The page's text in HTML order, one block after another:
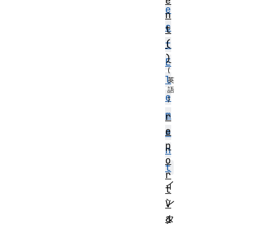
e
c
t
E
l
e
m
e
n
t
イ
ン
タ
n
t
(
)
r
e
p
o
r
t
V
a